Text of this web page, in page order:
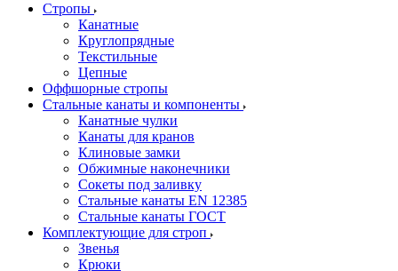
Стропы
Канатные
Круглопрядные
Текстильные
Цепные
Оффшорные стропы
Стальные канаты и компоненты
Канатные чулки
Канаты для кранов
Клиновые замки
Обжимные наконечники
Сокеты под заливку
Стальные канаты EN 12385
Стальные канаты ГОСТ
Комплектующие для строп
Звенья
Крюки